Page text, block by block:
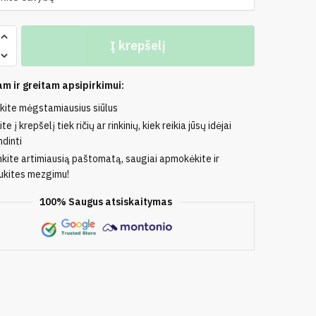
Į krepšelį
ir greitam apsipirkimui:
mėgstamiausius siūlus
į krepšelį tiek ričių ar rinkinių, kiek reikia jūsų idėjai
artimiausią paštomatą, saugiai apmokėkite ir
mezgimu!
100% Saugus atsiskaitymas